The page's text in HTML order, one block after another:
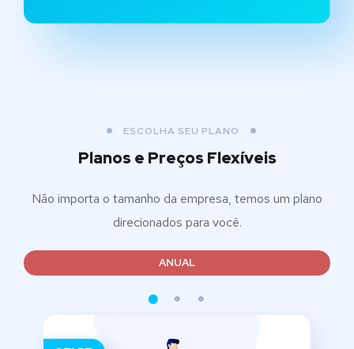
ESCOLHA SEU PLANO
Planos e Preços Flexíveis
Não importa o tamanho da empresa, temos um plano
direcionados para você.
ANUAL